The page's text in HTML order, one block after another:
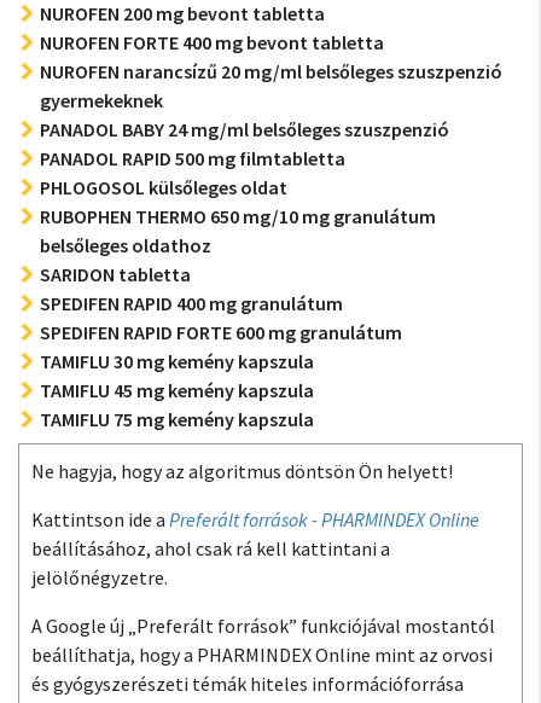
NUROFEN 200 mg bevont tabletta
NUROFEN FORTE 400 mg bevont tabletta
NUROFEN narancsízű 20 mg/ml belsőleges szuszpenzió
gyermekeknek
PANADOL BABY 24 mg/ml belsőleges szuszpenzió
PANADOL RAPID 500 mg filmtabletta
PHLOGOSOL külsőleges oldat
RUBOPHEN THERMO 650 mg/10 mg granulátum
belsőleges oldathoz
SARIDON tabletta
SPEDIFEN RAPID 400 mg granulátum
SPEDIFEN RAPID FORTE 600 mg granulátum
TAMIFLU 30 mg kemény kapszula
TAMIFLU 45 mg kemény kapszula
TAMIFLU 75 mg kemény kapszula
Ne hagyja, hogy az algoritmus döntsön Ön helyett!
Kattintson ide a Preferált források - PHARMINDEX Online
beállításához, ahol csak rá kell kattintani a
jelölőnégyzetre.
A Google új „Preferált források” funkciójával mostantól
beállíthatja, hogy a PHARMINDEX Online mint az orvosi
és gyógyszerészeti témák hiteles információforrása